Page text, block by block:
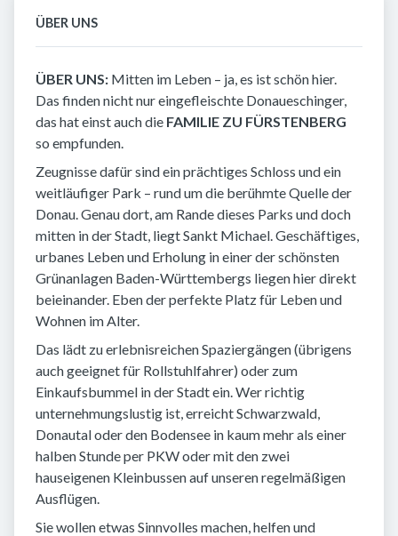
ÜBER UNS
ÜBER UNS: Mitten im Leben – ja, es ist schön hier.
Das finden nicht nur eingefleischte Donaueschinger,
das hat einst auch die FAMILIE ZU FÜRSTENBERG
so empfunden.
Zeugnisse dafür sind ein prächtiges Schloss und ein
weitläufiger Park – rund um die berühmte Quelle der
Donau. Genau dort, am Rande dieses Parks und doch
mitten in der Stadt, liegt Sankt Michael. Geschäftiges,
urbanes Leben und Erholung in einer der schönsten
Grünanlagen Baden-Württembergs liegen hier direkt
beieinander. Eben der perfekte Platz für Leben und
Wohnen im Alter.
Das lädt zu erlebnisreichen Spaziergängen (übrigens
auch geeignet für Rollstuhlfahrer) oder zum
Einkaufsbummel in der Stadt ein. Wer richtig
unternehmungslustig ist, erreicht Schwarzwald,
Donautal oder den Bodensee in kaum mehr als einer
halben Stunde per PKW oder mit den zwei
hauseigenen Kleinbussen auf unseren regelmäßigen
Ausflügen.
Sie wollen etwas Sinnvolles machen, helfen und